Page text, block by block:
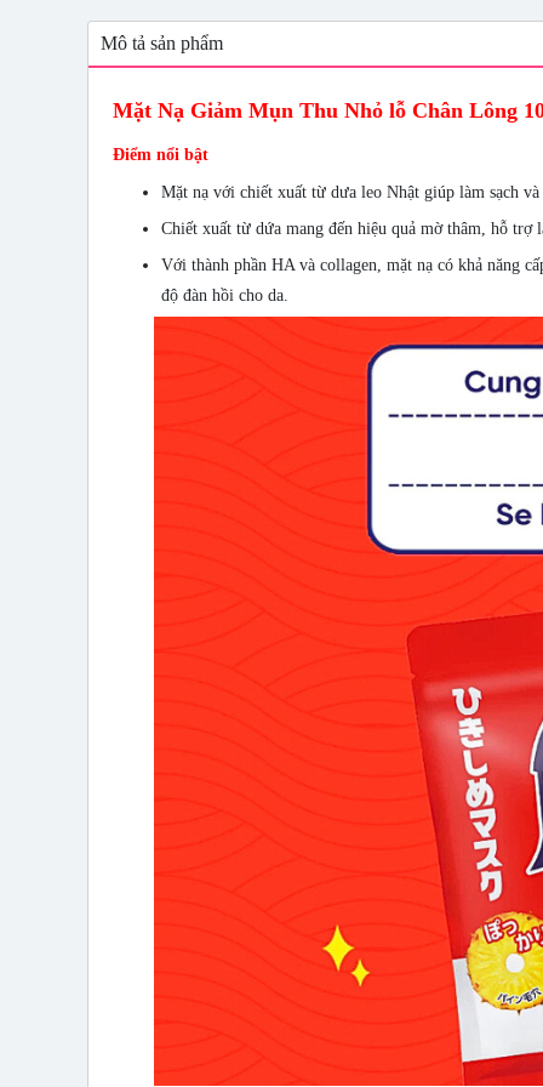
Mô tả sản phẩm
Mặt Nạ Giảm Mụn Thu Nhỏ lỗ Chân Lông
Điểm nổi bật
Mặt nạ với chiết xuất từ dưa leo Nhật giúp làm sạch
Chiết xuất từ dứa mang đến hiệu quả mờ thâm, hỗ trợ
Với thành phần HA và collagen, mặt nạ có khả năng
độ đàn hồi cho da.